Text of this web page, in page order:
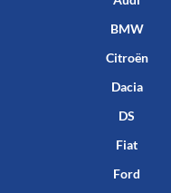
BMW
Citroën
Dacia
DS
Fiat
Ford